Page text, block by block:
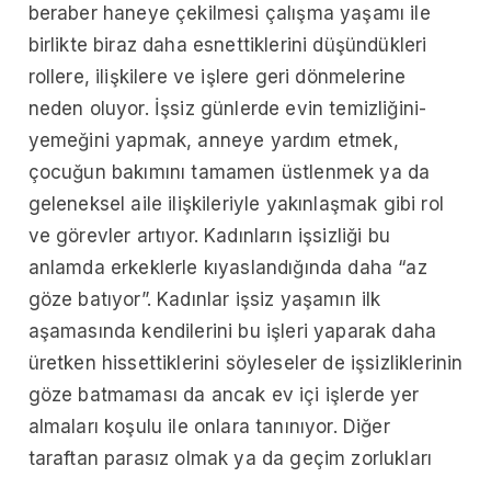
beraber haneye çekilmesi çalışma yaşamı ile
birlikte biraz daha esnettiklerini düşündükleri
rollere, ilişkilere ve işlere geri dönmelerine
neden oluyor. İşsiz günlerde evin temizliğini-
yemeğini yapmak, anneye yardım etmek,
çocuğun bakımını tamamen üstlenmek ya da
geleneksel aile ilişkileriyle yakınlaşmak gibi rol
ve görevler artıyor. Kadınların işsizliği bu
anlamda erkeklerle kıyaslandığında daha “az
göze batıyor”. Kadınlar işsiz yaşamın ilk
aşamasında kendilerini bu işleri yaparak daha
üretken hissettiklerini söyleseler de işsizliklerinin
göze batmaması da ancak ev içi işlerde yer
almaları koşulu ile onlara tanınıyor. Diğer
taraftan parasız olmak ya da geçim zorlukları